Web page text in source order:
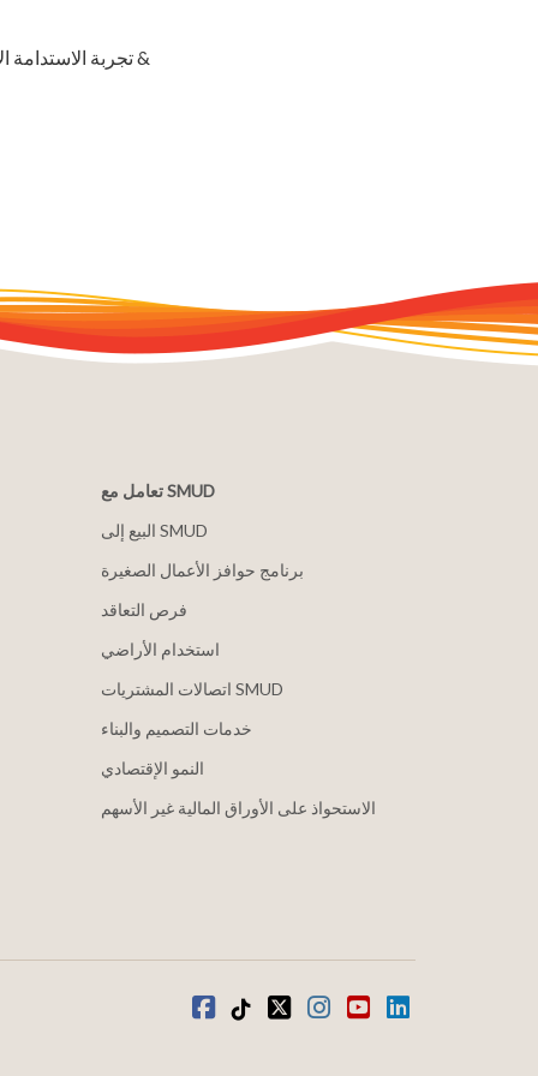
تجربة الاستدامة الإقليمية من المزرعة إلى المائدة &
تعامل مع SMUD
البيع إلى SMUD
برنامج حوافز الأعمال الصغيرة
فرص التعاقد
استخدام الأراضي
اتصالات المشتريات SMUD
خدمات التصميم والبناء
النمو الإقتصادي
الاستحواذ على الأوراق المالية غير الأسهم
فيسبوك
تيكتوك
تويترانستغرامينكدين